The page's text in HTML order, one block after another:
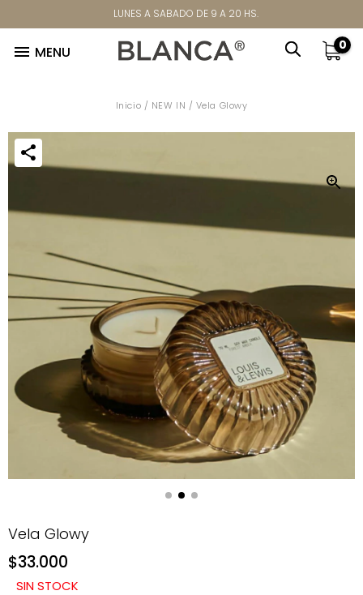
LUNES A SABADO DE 9 A 20 HS.
 MENU 0
Inicio / NEW IN / Vela Glowy
Vela Glowy
$33.000
SIN STOCK